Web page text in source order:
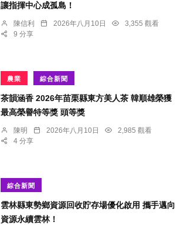
讓指揮中心成孤島！
陳信利 2026年八月10日
3,355 觀看
9 分享
農業 綜合新聞
茶韻涵香 2026年苗栗縣東方美人茶 韓順雄榮獲
最高榮譽特等獎 頭等獎
陳明 2026年八月10日
2,985 觀看
4 分享
綜合新聞
雲林縣東勢鄉資源回收貯存場優化啟用 攜手邁向
資源永續雲林！